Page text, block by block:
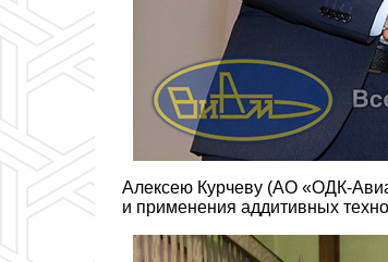
Алексею Курчеву (АО «ОДК-
и применения аддитивных